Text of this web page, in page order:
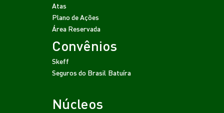
Atas
Plano de Ações
Área Reservada
Convênios
Skeff
Seguros do Brasil Batuíra
Núcleos